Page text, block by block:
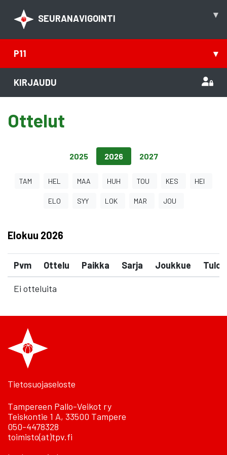
SEURANAVIGOINTI ▾
P11 ▾
KIRJAUDU
Ottelut
2025 2026 2027
TAM HEL MAA HUH TOU KES HEI
ELO SYY LOK MAR JOU
Elokuu 2026
Pvm Ottelu Paikka Sarja Joukkue Tulos
Ei otteluita
Tietosuojaseloste
Tampereen Pallo-Veikot ry
Teiskontie 1 A, 33500 Tampere
050-4478328
toimisto(at)tpv.fi